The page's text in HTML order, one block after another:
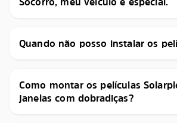
Quando não posso instalar os
Como montar os películas
janelas com dobradiças?